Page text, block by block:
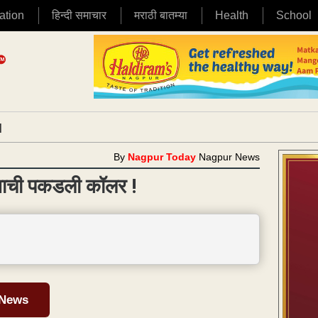
हिन्दी समाचार मराठी बातम्या Health School
By Nagpur Today Nagpur News
पकडली कॉलर !